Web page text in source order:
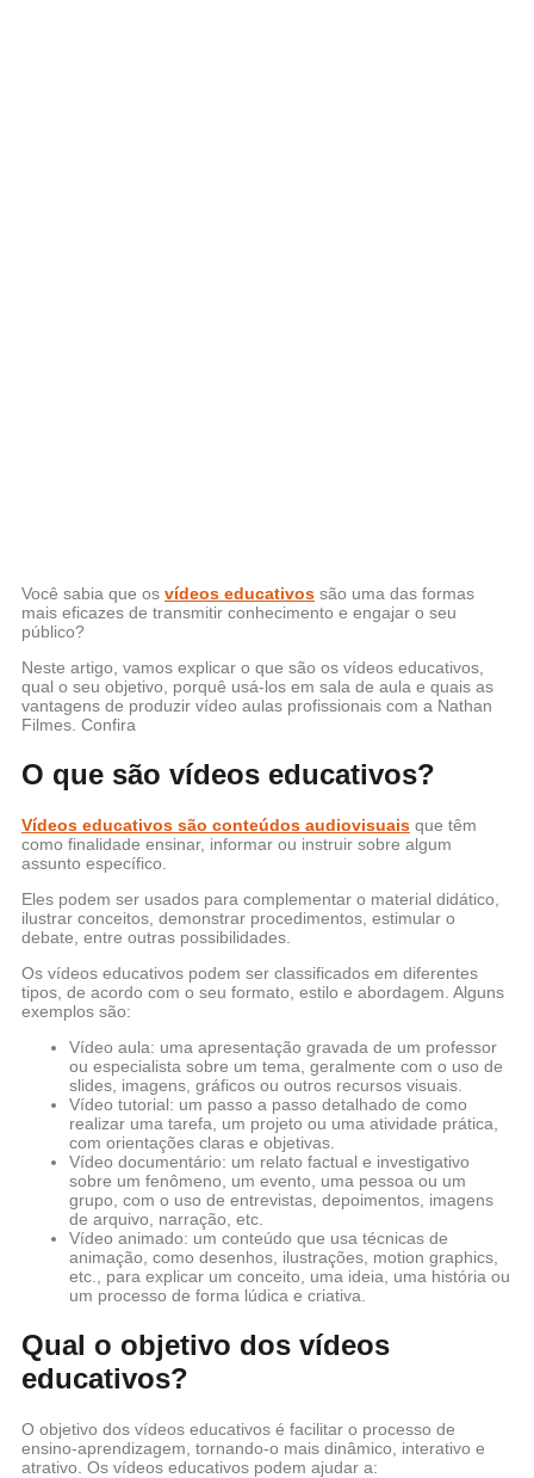
Você sabia que os vídeos educativos são uma das formas
mais eficazes de transmitir conhecimento e engajar o seu
público?
Neste artigo, vamos explicar o que são os vídeos educativos,
qual o seu objetivo, porquê usá-los em sala de aula e quais as
vantagens de produzir vídeo aulas profissionais com a Nathan
Filmes. Confira
O que são vídeos educativos?
Vídeos educativos são conteúdos audiovisuais que têm
como finalidade ensinar, informar ou instruir sobre algum
assunto específico.
Eles podem ser usados para complementar o material didático,
ilustrar conceitos, demonstrar procedimentos, estimular o
debate, entre outras possibilidades.
Os vídeos educativos podem ser classificados em diferentes
tipos, de acordo com o seu formato, estilo e abordagem. Alguns
exemplos são:
Vídeo aula: uma apresentação gravada de um professor
ou especialista sobre um tema, geralmente com o uso de
slides, imagens, gráficos ou outros recursos visuais.
Vídeo tutorial: um passo a passo detalhado de como
realizar uma tarefa, um projeto ou uma atividade prática,
com orientações claras e objetivas.
Vídeo documentário: um relato factual e investigativo
sobre um fenômeno, um evento, uma pessoa ou um
grupo, com o uso de entrevistas, depoimentos, imagens
de arquivo, narração, etc.
Vídeo animado: um conteúdo que usa técnicas de
animação, como desenhos, ilustrações, motion graphics,
etc., para explicar um conceito, uma ideia, uma história ou
um processo de forma lúdica e criativa.
Qual o objetivo dos vídeos
educativos?
O objetivo dos vídeos educativos é facilitar o processo de
ensino-aprendizagem, tornando-o mais dinâmico, interativo e
atrativo. Os vídeos educativos podem ajudar a: